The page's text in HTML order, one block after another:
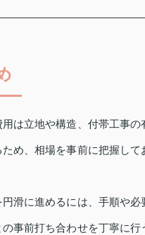
は立地や構造、付帯工事の
ため、相場を事前に把握して
滑に進めるには、手順や必
の事前打ち合わせを丁寧に行